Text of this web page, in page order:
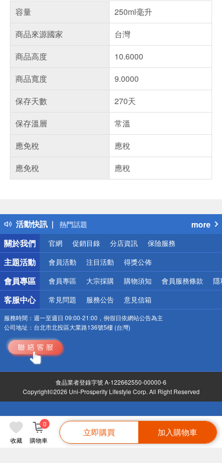
收藏 購物車
0
立即購買 加入購物車
容量
250ml毫升
商品來源國家
台灣
商品高度
10.6000
商品寬度
9.0000
保存天數
270天
保存溫層
常溫
應免稅
應稅
應免稅
應稅
活動快訊
得獎公告
熱門話題
銀行優惠
偏遠地區配送
詐騙網頁！請小心！
more
關於我們
官網 促銷目錄 分店資訊 保險服務
主題活動 會員活動 注目活動 得獎公佈
會員專區 會員專區 大宗採購 購物須知 會員服務條款 隱
客服中心 常見問題 服務公告 意見信箱
服務時間： 週一至週日 09:00-21:00，例假日依網站公告為主
公司地址： 台北市北投區大業路136號5樓 (台灣)
食品業者登錄字號 A-122662550-00000-6
Copyright©2026 Uni-Prosperity Lifestyle Corp. All Right Reserved